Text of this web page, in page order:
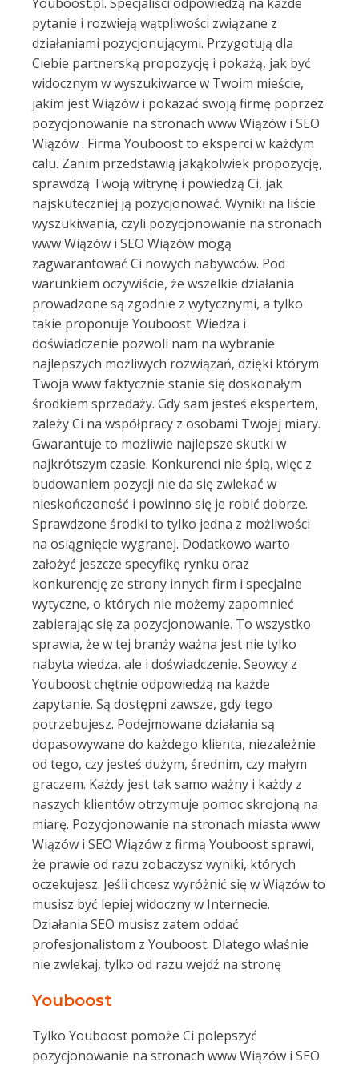
pytanie i rozwieją wątpliwości związane z
działaniami pozycjonującymi. Przygotują dla
Ciebie partnerską propozycję i pokażą, jak być
widocznym w wyszukiwarce w Twoim mieście,
jakim jest Wiązów i pokazać swoją firmę poprzez
pozycjonowanie na stronach www Wiązów i SEO
Wiązów . Firma Youboost to eksperci w każdym
calu. Zanim przedstawią jakąkolwiek propozycję,
sprawdzą Twoją witrynę i powiedzą Ci, jak
najskuteczniej ją pozycjonować. Wyniki na liście
wyszukiwania, czyli pozycjonowanie na stronach
www Wiązów i SEO Wiązów mogą
zagwarantować Ci nowych nabywców. Pod
warunkiem oczywiście, że wszelkie działania
prowadzone są zgodnie z wytycznymi, a tylko
takie proponuje Youboost. Wiedza i
doświadczenie pozwoli nam na wybranie
najlepszych możliwych rozwiązań, dzięki którym
Twoja www faktycznie stanie się doskonałym
środkiem sprzedaży. Gdy sam jesteś ekspertem,
zależy Ci na współpracy z osobami Twojej miary.
Gwarantuje to możliwie najlepsze skutki w
najkrótszym czasie. Konkurenci nie śpią, więc z
budowaniem pozycji nie da się zwlekać w
nieskończoność i powinno się je robić dobrze.
Sprawdzone środki to tylko jedna z możliwości
na osiągnięcie wygranej. Dodatkowo warto
założyć jeszcze specyfikę rynku oraz
konkurencję ze strony innych firm i specjalne
wytyczne, o których nie możemy zapomnieć
zabierając się za pozycjonowanie. To wszystko
sprawia, że w tej branży ważna jest nie tylko
nabyta wiedza, ale i doświadczenie. Seowcy z
Youboost chętnie odpowiedzą na każde
zapytanie. Są dostępni zawsze, gdy tego
potrzebujesz. Podejmowane działania są
dopasowywane do każdego klienta, niezależnie
od tego, czy jesteś dużym, średnim, czy małym
graczem. Każdy jest tak samo ważny i każdy z
naszych klientów otrzymuje pomoc skrojoną na
miarę. Pozycjonowanie na stronach miasta www
Wiązów i SEO Wiązów z firmą Youboost sprawi,
że prawie od razu zobaczysz wyniki, których
oczekujesz. Jeśli chcesz wyróżnić się w Wiązów to
musisz być lepiej widoczny w Internecie.
Działania SEO musisz zatem oddać
profesjonalistom z Youboost. Dlatego właśnie
nie zwlekaj, tylko od razu wejdź na stronę
Youboost
Tylko Youboost pomoże Ci polepszyć
pozycjonowanie na stronach www Wiązów i SEO